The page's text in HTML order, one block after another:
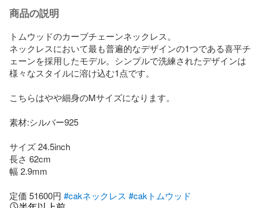
商品の説明
トムウッドのカーブチェーンネックレス。
ネックレスにおいて最も普遍的なデザインの1つである喜平チ
ェーンを採用したモデル。シンプルで洗練されたデザインは
様々なスタイルに溶け込む1点です。
こちらはやや細身のMサイズになります。
素材:シルバー925
サイズ 24.5inch
長さ 62cm
幅 2.9mm
定価 51600円 #cakネックレス #cakトムウッド